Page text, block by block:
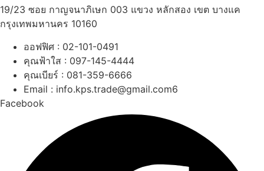
19/23 ซอย กาญจนาภิเษก 003 แขวง หลักสอง เขต บางแค
กรุงเทพมหานคร 10160
ออฟฟิศ : 02-101-0491
คุณฟ้าใส : 097-145-4444
คุณเบียร์ : 081-359-6666
Email : info.kps.trade@gmail.com6
Facebook